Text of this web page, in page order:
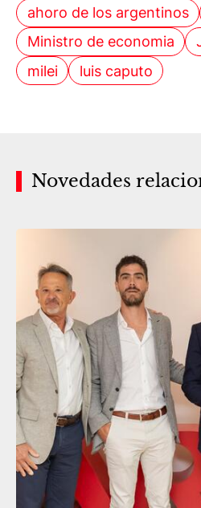
ahoro de los argentinos
Ministro de economia
milei
luis caputo
Novedades